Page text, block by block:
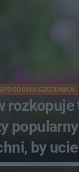
NA SZKODNIKA
rozkopuje
by
popłochu